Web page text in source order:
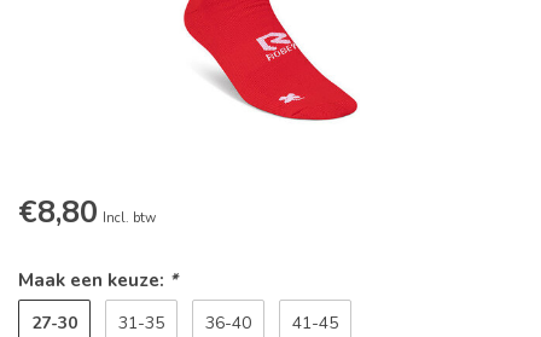
€8,80 Incl. btw
Maak een keuze: *
27-30 31-35 36-40 41-45